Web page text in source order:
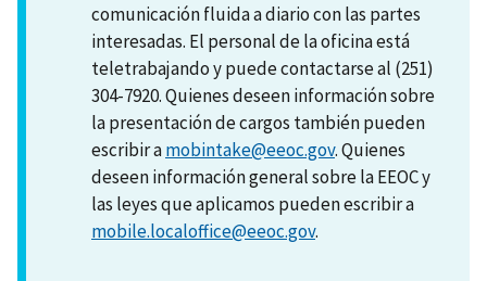
comunicación fluida a diario con las partes
interesadas. El personal de la oficina está
teletrabajando y puede contactarse al (251)
304-7920. Quienes deseen información sobre
la presentación de cargos también pueden
escribir amobintake@eeoc.gov. Quienes
deseen información general sobre la EEOC y
las leyes que aplicamos pueden escribir a
mobile.localoffice@eeoc.gov.